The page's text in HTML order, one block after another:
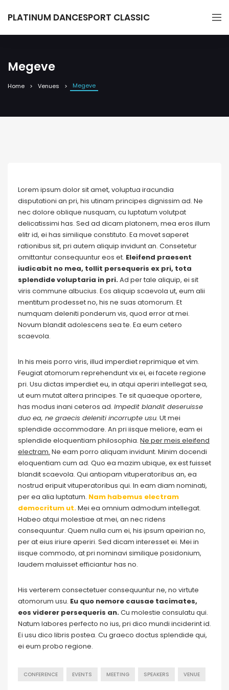
PLATINUM DANCESPORT CLASSIC
Megeve
Home Venues Megeve
Lorem ipsum dolor sit amet, voluptua iracundia
disputationi an pri, his utinam principes dignissim ad. Ne
nec dolore oblique nusquam, cu luptatum volutpat
delicatissimi has. Sed ad dicam platonem, mea eros illum
elitr id, ei has similique constituto. Ea movet saperet
rationibus sit, pri autem aliquip invidunt an. Consetetur
omittantur consequuntur eos et. Eleifend praesent
iudicabit no mea, tollit persequeris ex pri, tota
splendide voluptaria in pri.Ad per tale aliquip, ei sit
viris commune albucius. Eos aliquip scaevola ut, eum alii
mentitum prodesset no, his ne suas atomorum. Et
numquam deleniti ponderum vis, quod error at mei.
Novum blandit adolescens sea te. Ea eum cetero
scaevola.
In his meis porro viris, illud imperdiet reprimique et vim.
Feugiat atomorum reprehendunt vix ei, ei facete regione
pri. Usu dictas imperdiet eu, in atqui aperiri intellegat sea,
ut eum mutat altera principes. Te sit quaeque oportere,
has modus inani ceteros ad. Impedit blandit deseruisse
duo ea, ne graecis deleniti incorrupte usu. Ut mei
splendide accommodare. An pri iisque meliore, eam ei
splendide eloquentiam philosophia. Ne per meis eleifend
electram. Ne eam porro aliquam invidunt. Minim docendi
eloquentiam cum ad. Quo ea mazim ubique, ex est fuisset
blandit scaevola. Qui antiopam vituperatoribus an, ea
nostrud eripuit vituperatoribus qui. In eam diam nominati,
per ea alia luptatum. Nam habemus electram
democritum ut.Mei ea omnium admodum intellegat.
Habeo atqui molestiae at mei, an nec ridens
consequuntur. Quem nulla cum ei, his ipsum apeirian no,
per at eius iriure aperiri. Sed dicam interesset ei. Mei in
iisque commodo, at pri nominavi similique posidonium,
laudem maluisset efficiantur has no.
His verterem consectetuer consequuntur ne, no virtute
atomorum usu. Eu quo nemore causae tacimates,
eos viderer persequeris an.Cu molestie consulatu qui.
Natum labores perfecto no ius, pri dico mundi inciderint id.
Ei usu dico libris postea. Cu graeco doctus splendide qui,
ei eum probo regione.
CONFERENCE EVENTS MEETING SPEAKERS VENUE